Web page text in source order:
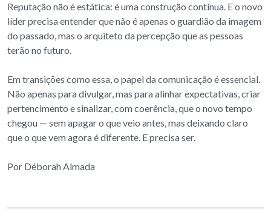
Reputação não é estática: é uma construção contínua. E o novo
líder precisa entender que não é apenas o guardião da imagem
do passado, mas o arquiteto da percepção que as pessoas
terão no futuro.
Em transições como essa, o papel da comunicação é essencial.
Não apenas para divulgar, mas para alinhar expectativas, criar
pertencimento e sinalizar, com coerência, que o novo tempo
chegou — sem apagar o que veio antes, mas deixando claro
que o que vem agora é diferente. E precisa ser.
Por Déborah Almada